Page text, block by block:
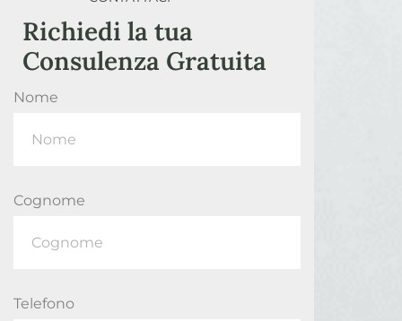
Richiedi la tua
Consulenza Gratuita
Nome
Cognome
Telefono